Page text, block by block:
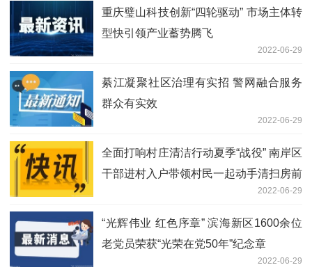
重庆璧山科技创新“四轮驱动” 市场主体转
型快引领产业蓄势腾飞
2022-06-29
綦江凝聚社区治理有实招 警网融合服务
群众有实效
2022-06-29
全面打响村庄清洁行动夏季“战役” 南岸区
干部进村入户带领村民一起动手清扫房前
2022-06-29
“光辉伟业 红色序章” 滨海新区1600余位
老党员荣获“光荣在党50年”纪念章
2022-06-29